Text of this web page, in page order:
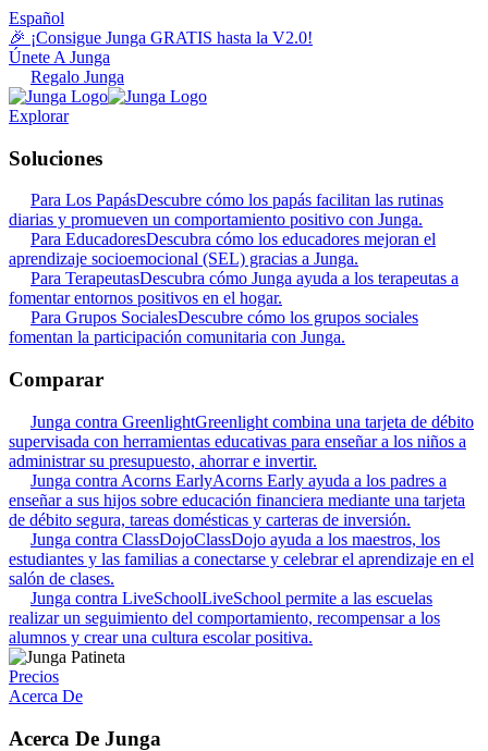
Español
🎉 ¡Consigue Junga GRATIS hasta la V2.0!
Únete A Junga
Regalo Junga
Explorar
Soluciones
Para Los PapásDescubre cómo los papás facilitan las rutinas
diarias y promueven un comportamiento positivo con Junga.
Para EducadoresDescubra cómo los educadores mejoran el
aprendizaje socioemocional (SEL) gracias a Junga.
Para TerapeutasDescubra cómo Junga ayuda a los terapeutas a
fomentar entornos positivos en el hogar.
Para Grupos SocialesDescubre cómo los grupos sociales
fomentan la participación comunitaria con Junga.
Comparar
Junga contra GreenlightGreenlight combina una tarjeta de débito
supervisada con herramientas educativas para enseñar a los niños a
administrar su presupuesto, ahorrar e invertir.
Junga contra Acorns EarlyAcorns Early ayuda a los padres a
enseñar a sus hijos sobre educación financiera mediante una tarjeta
de débito segura, tareas domésticas y carteras de inversión.
Junga contra ClassDojoClassDojo ayuda a los maestros, los
estudiantes y las familias a conectarse y celebrar el aprendizaje en el
salón de clases.
Junga contra LiveSchoolLiveSchool permite a las escuelas
realizar un seguimiento del comportamiento, recompensar a los
alumnos y crear una cultura escolar positiva.
Precios
Acerca De
Acerca De Junga